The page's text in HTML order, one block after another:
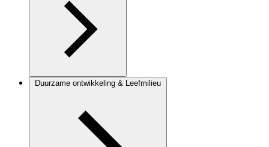
Duurzame ontwikkeling & Leefmilieu